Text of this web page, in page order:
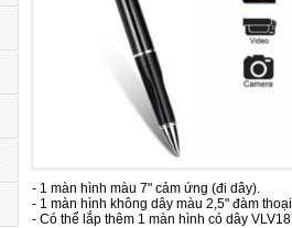
- 1 màn hình màu 7" cảm ứng (đi dây).
- 1 màn hình không dây màu 2,5" đàm
- Có thể lắp thêm 1 màn hình có dây